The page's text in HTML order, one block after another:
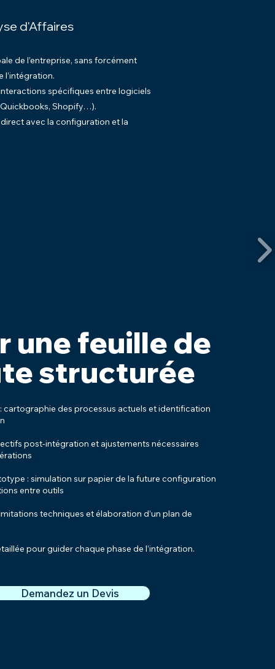
d'Affaires
de l’entreprise, sans forcément
l’intégration.
spécifiques entre logiciels
Shopify…).
avec la configuration et la
cartographie des processus actuels et identification
post-intégration et ajustements nécessaires
: simulation sur papier de la future configuration
entre outils
techniques et élaboration d’un plan de
pour guider chaque phase de l’intégration.
une feuille de
structurée
Demandez un Devis